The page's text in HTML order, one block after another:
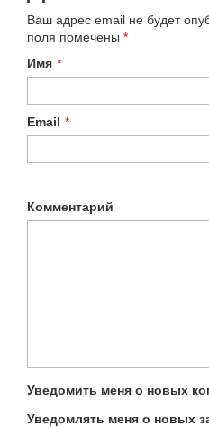
Ваш адрес email не будет
поля помечены *
Имя *
Email *
Комментарий
Уведомить меня о новых
Уведомлять меня о новых